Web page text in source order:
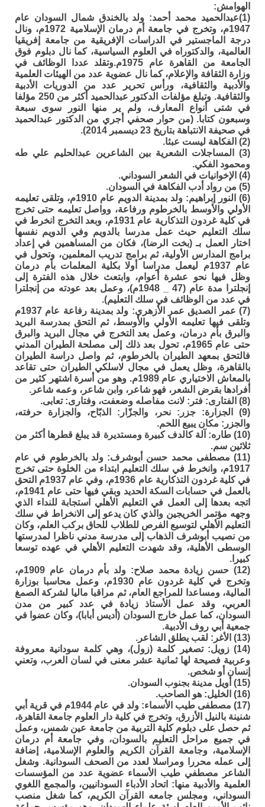
الهوامش:
(1)عبدالحميد محمد أحمد: ولد بالخندق شمال السودان عام
1947م، وتخرج في جامعة أم درمان الإسلامية 1972م، ونال
درجة الماجستير في الدراسات الإفريقية من جامعة إفريقيا
العالمية، والدكتوراه في العلوم السياسية، كما نال دبلوم فوق
الجامعة من القاهرة عام 1975م.وتقلد عددا الوظائف في
وزارة الثقافة والإعلام، كما نال عضوية عدد من الهيئات العلمية
والأدبية والثقافية، ورأس تحرير عدد من الدوريات الأدبية
والثقافية. وتبلغ مؤلفات الدكتور عبدالحميد أكثر من 250 مؤلفا
في شتى أنواع المعارف، ولم ير منها النور سوى سبعة
وسبعون كتابا. (من حوار صحفي أجري من الدكتور عبدالحميد
في صحيفة الانتباهة بتاريخ 23 ديسمبر 2014).
(2) الفكاهة ليست عبثا.
(3) المساجلات الشعرية بين الشاعرين عبدالحليم علي طه
ومحمود الفكي.
(4) الإخوانيات في الشعر السوداني.
(5) من رواد أدب الفكاهة في السودان.
(6) النور إبراهيم: ولد بمدينة الدويم عام 1910م، وتلقى تعليمه
الأولي والأوسط بالخرطوم ورفاعة، وواصل تعليمه حتى تخرج
في كلية غردون التذكارية عام 1931م، وبعد التخرج انخرط في
سلك التعليم حيث عمل مدرسا بالدويم وفي الدويم نفسها
اختار العمل بـ (بخت الرضا)، فكان من المساهمين في إعداد
برامج المدارس الأولية، ثم برامج تدريب المعلمين، وتحول في
عام 1937م ليعمل مدراسا أولا بكلية المعلمات بأم درمان
وظل فيها نحو عشرة أعوام، وابتعث خلال هذه الفترة إلى
إنجلترا مدة عام (47 _ 1948م)، وعمل بعد عودته من إنجلترا
في عدد من الوظائف في سلك التعليم).
(7) عمر الصديق عمر الأزهري: ولد بمدينة رفاعة عام 1937م
وتلقى فيها تعليمه الأولي والأوسط، ثم التحق بمدرسة البريد
والبرق بأم درمان، وعمل بعد التخرج في مجال البريد والبرق
حتى عام 1965م، تحول بعد ذلك إلى مصلحة الطيران المدني
فالتحق بمعهد الطيران بالخرطوم، ثم واصل دراسة الطيران
بالقاهرة، وظل يعمل في مجال لاسلكي الطيران حتى تقاعد
بالمعاش الاختياري عام 1989م. وهو من أسرة اشتهر كثير من
أفرادها بقرض الشعر، فهو شاعر، وابن شاعر، وعمه شاعر.
(8) الفتارى: فتر: لانت مفاصله وضعفت، وفتارى: تعابى.
(9) الجزارة: جزر: نحر، والجزّار: الذبّاح، والجزارة حرفته،
والجزر: مكان يبيع اللحم.
(10) طاره: آلة كالدف كبيرة ومستديرة قد يبلغ قطرها أكثر من
ثلاثين سم.
(11) مصطفى محمد حسن أبوشرف: ولد بالخرطوم في عام
1917م، وانخرط في سلك التعليم ابتداء من الخلوة حتى تخرج
في كلية غردون التذكارية عام 1936م، وفي عام 1937م التحق
بالعمل في حسابات السكة الحديد وبقي فيها حتى عام 1941م،
اتجه بعدها إلى العمل في التعليم الأهلي استجابة للنداء الذي
وجهه مؤتمر الخريجين والذي كان يدعو إلى الانخراط في سلك
التعليم الأهلي لتوسيع الفرص للطلاب للحاق بركب العلم، وكان
من نصيب أبوشرف الذهاب إلى مدرسة مدني ناظرا لمدرستها
الوسطى الأهلية، وقد شهدت التعليم الأهلي في عهده توسعا
كبيرا.
(12) حسن زيادة محمد صلاح: ولد بأم درمان عام 1909م،
وتخرج في كلية غردون عام 1930م، وعمل محاسبا بوزارة
المالية، ومساعدا للمراجع العام، ثم مراقبا ماليا لشركة الصمغ
العربي، وقد عمل الأستاذ زيادة في عدد كبير من مدن
السودان، كما عمل خارج السودان (أديس أبابا)، وكان عضوا في
جمعية أبي روف الأدبية.
(13) الأغر: لقب يطلق الشاعر.
(14) زويل: تصغير كلمة (زول)، وهي كلمة سودانية معروفة
وعربية فصيحة لها ثمانية عشر معنى في لسان العرب، وتعني
إنسان أو شخص.
(15) أويل مدينة بجنوب السودان.
(16) الخليل: هو الصاحب.
(17) مصطفى طيب الأسماء: ولد في عام 1944م في قرية أبي
شنينة بالنيل الأزرق، وتخرج في كلية دار العلوم جامعة القاهرة،
ثم حصل على دبلوم كلية التربية من جامعة عين شمس، وعمل
في جميع مراحل التعليم بالسودان، وفي جامعة أم درمان
الإسلامية، وجامعة القرآن الكريم والعلوم الإسلامية، إضافة
إلى عمله محررا ومراسلا لعدد من الصحف السودانية. وشغل
الشاعر مصطفي طيب الأسماء عضوية عدد من المؤسسات
العلمية والأدبية منها: اتحاد الأدباء السودانيين، والمجمع اللغوي
السوداني، ومجلس جامعه القرآن الكريم، كما شغل منصب